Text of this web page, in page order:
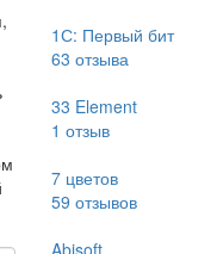
1С: Первый бит
63 отзыва
33 Element
1 отзыв
7 цветов
59 отзывов
Abisoft